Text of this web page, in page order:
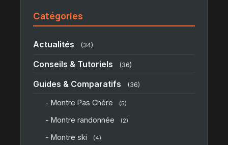
Catégories
Actualités (34)
Conseils & Tutoriels (36)
Guides & Comparatifs (36)
- Montre Pas Chère (5)
- Montre randonnée (2)
- Montre ski (4)